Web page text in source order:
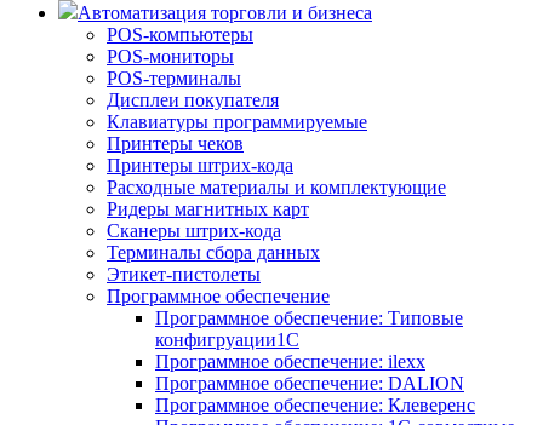
Автоматизация торговли и бизнеса
POS-компьютеры
POS-мониторы
POS-терминалы
Дисплеи покупателя
Клавиатуры программируемые
Принтеры чеков
Принтеры штрих-кода
Расходные материалы и комплектующие
Ридеры магнитных карт
Сканеры штрих-кода
Терминалы сбора данных
Этикет-пистолеты
Программное обеспечение
Программное обеспечение: Типовые
конфигруации1С
Программное обеспечение: ilexx
Программное обеспечение: DALION
Программное обеспечение: Клеверенс